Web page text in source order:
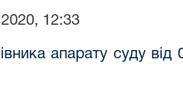
12:33
апарату суду